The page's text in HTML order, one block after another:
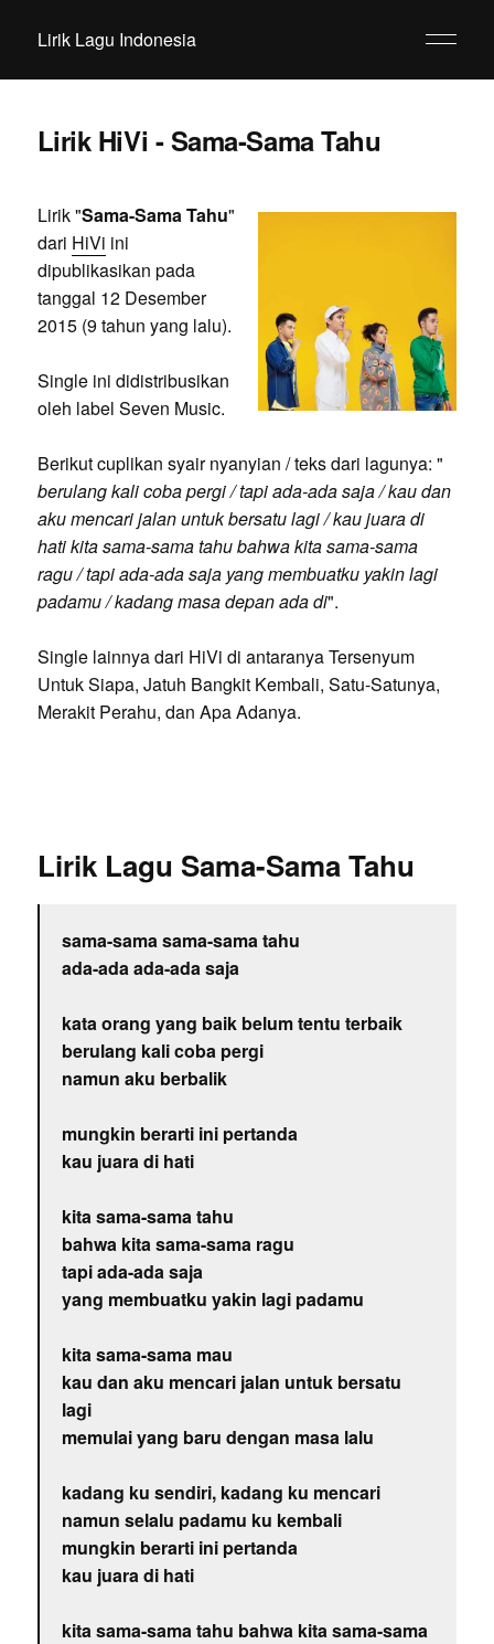
Lirik Lagu Indonesia
Lirik HiVi - Sama-Sama Tahu
Lirik "Sama-Sama Tahu"
dari HiVi ini
dipublikasikan pada
tanggal 12 Desember
2015 (9 tahun yang lalu).
Single ini didistribusikan
oleh label Seven Music.
Berikut cuplikan syair nyanyian / teks dari lagunya: "
berulang kali coba pergi / tapi ada-ada saja / kau dan
aku mencari jalan untuk bersatu lagi / kau juara di
hati kita sama-sama tahu bahwa kita sama-sama
ragu / tapi ada-ada saja yang membuatku yakin lagi
padamu / kadang masa depan ada di".
Single lainnya dari HiVi di antaranya Tersenyum
Untuk Siapa, Jatuh Bangkit Kembali, Satu-Satunya,
Merakit Perahu, dan Apa Adanya.
Lirik Lagu Sama-Sama Tahu
sama-sama sama-sama tahu
ada-ada ada-ada saja
kata orang yang baik belum tentu terbaik
berulang kali coba pergi
namun aku berbalik
mungkin berarti ini pertanda
kau juara di hati
kita sama-sama tahu
bahwa kita sama-sama ragu
tapi ada-ada saja
yang membuatku yakin lagi padamu
kita sama-sama mau
kau dan aku mencari jalan untuk bersatu
lagi
memulai yang baru dengan masa lalu
kadang ku sendiri, kadang ku mencari
namun selalu padamu ku kembali
mungkin berarti ini pertanda
kau juara di hati
kita sama-sama tahu bahwa kita sama-sama